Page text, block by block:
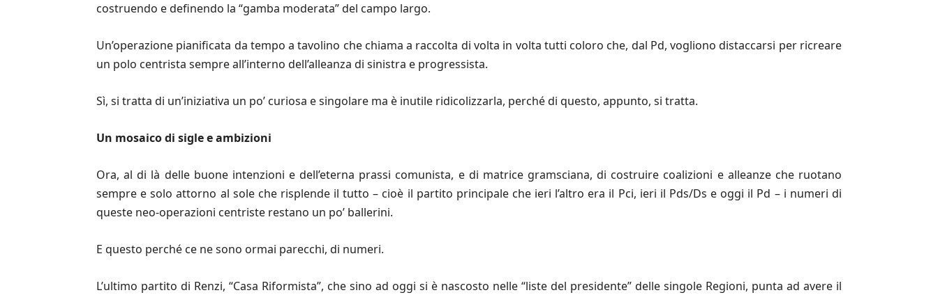
costruendo e definendo la “gamba moderata” del campo largo.
Un’operazione pianificata da tempo a tavolino che chiama a raccolta di volta in volta tutti coloro che, dal Pd, vogliono distaccarsi per ricreare
un polo centrista sempre all’interno dell’alleanza di sinistra e progressista.
Sì, si tratta di un’iniziativa un po’ curiosa e singolare ma è inutile ridicolizzarla, perché di questo, appunto, si tratta.
Un mosaico di sigle e ambizioni
Ora, al di là delle buone intenzioni e dell’eterna prassi comunista, e di matrice gramsciana, di costruire coalizioni e alleanze che ruotano
sempre e solo attorno al sole che risplende il tutto – cioè il partito principale che ieri l’altro era il Pci, ieri il Pds/Ds e oggi il Pd – i numeri di
queste neo-operazioni centriste restano un po’ ballerini.
E questo perché ce ne sono ormai parecchi, di numeri.
L’ultimo partito di Renzi, “Casa Riformista”, che sino ad oggi si è nascosto nelle “liste del presidente” delle singole Regioni, punta ad avere il